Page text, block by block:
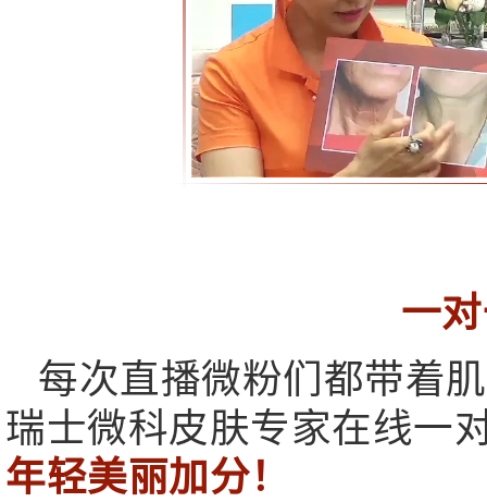
一
每次直播微粉们都带着
瑞士微科皮肤专家在线一
年轻美丽加分！